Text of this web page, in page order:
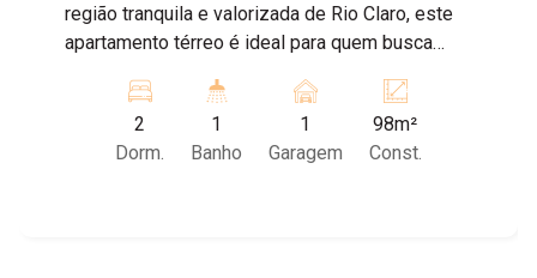
região tranquila e valorizada de Rio Claro, este
apartamento térreo é ideal para quem busca
investir. Com 98 m² muito bem distribuídos, o
imóvel oferece ambientes amplos e funcionais,
proporcionando conforto e praticidade para toda
2
Dorm.
1
Banho
1
Garagem
98m²
Const.